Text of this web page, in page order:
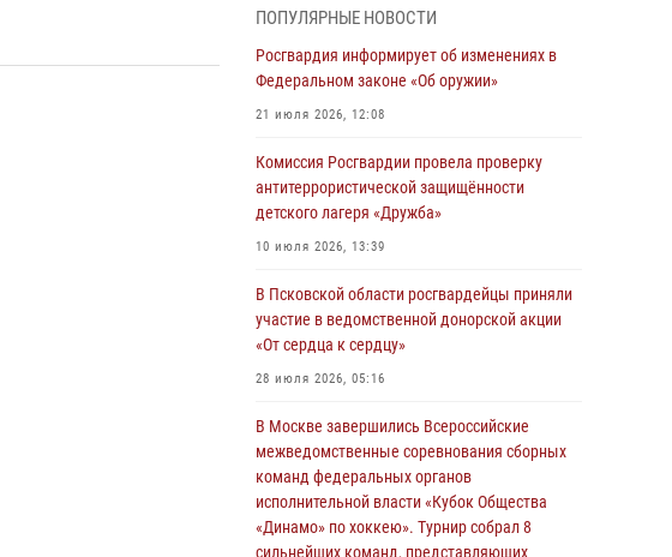
Генерал-полковник Юрий Аверин выступил на
смыслов»
03 августа 2026, 17:21
03 августа 2026, 14:10
Росгвардейцы принимают участие в
02 августа 2026, 13:28
За минувшие сутки Псковские росгвардейцы
выезжали два раза на улицу Труда
31 июля 2026, 13:53
ПОПУЛЯРНЫЕ НОВОСТИ
Росгвардия информирует об изменениях в
Федеральном законе «Об оружии»
21 июля 2026, 12:08
Комиссия Росгвардии провела проверку
антитеррористической защищённости
детского лагеря «Дружба»
10 июля 2026, 13:39
В Псковской области росгвардейцы приняли
участие в ведомственной донорской акции
«От сердца к сердцу»
28 июля 2026, 05:16
В Москве завершились Всероссийские
межведомственные соревнования сборных
команд федеральных органов
исполнительной власти «Кубок Общества
«Динамо» по хоккею». Турнир собрал 8
сильнейших команд, представляющих